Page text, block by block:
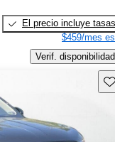
El precio incluye tasas
$459/mes
Verif. disponibilidad